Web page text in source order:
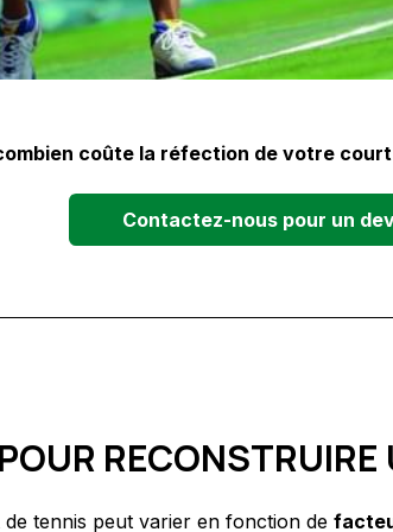
coûte la réfection de votre
Contactez-nous pour un
tennis peut varier en fonction de